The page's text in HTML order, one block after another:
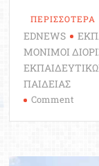
ΠΕΡΙΣΣΟΤΕΡΑ
EDNEWS
ΜΟΝΙΜΟΙ
ΠΑΙΔΕΙΑΣ
Comment